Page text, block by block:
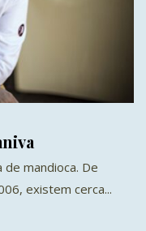
mandioca. De
existem cerca...